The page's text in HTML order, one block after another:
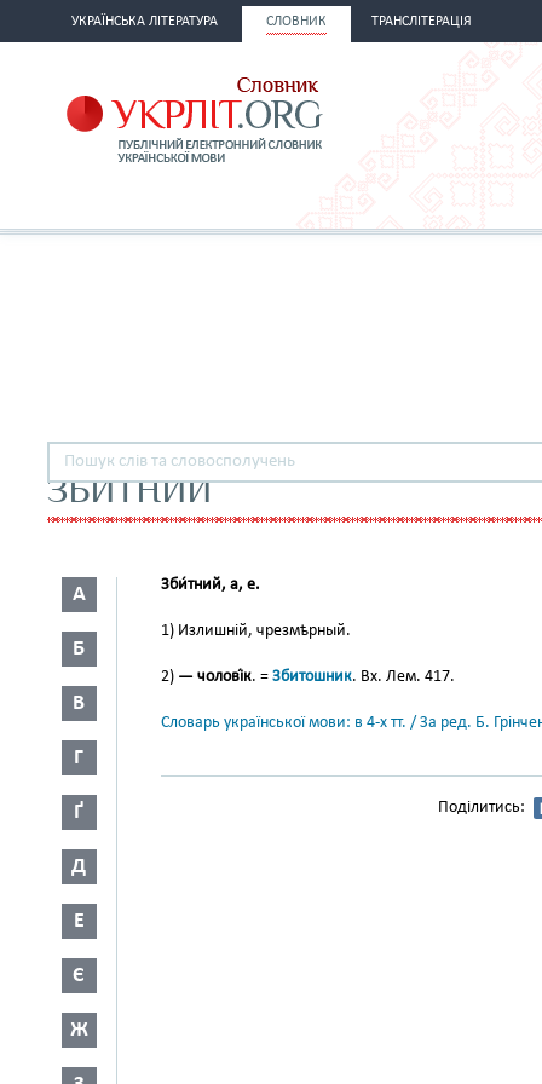
УКРАЇНСЬКА ЛІТЕРАТУРА СЛОВНИК ТРАНСЛІТЕРАЦІЯ
ЗБИТНИЙ
А
Б
В
Г
Ґ
Д
Е
Є
Ж
Зби́тний, а, е.
1) Излишній, чрезмѣрный.
2) — чолові́к. = Збитошник. Вх. Лем. 417.
Словарь української мови: в 4-х тт. / За ред. Б.
Поділитись: